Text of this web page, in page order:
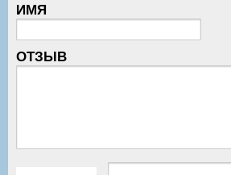
ИМЯ
ОТЗЫВ